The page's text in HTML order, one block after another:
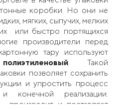
коробки. Но они не
мягких, сыпучих, мелких
или быстро портящихся
производители перед
тару используют
. Такой
позволяет сохранить
и упростить процесс
конечной реализации.
производит и поставляет